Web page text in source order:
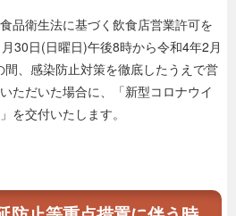
品衛生法に基づく飲食店営業許可を
30日(日曜日)午後8時から令和4年2月
、感染防止対策を徹底したうえで営
ただいた場合に、「新型コロナウイ
を交付いたします。